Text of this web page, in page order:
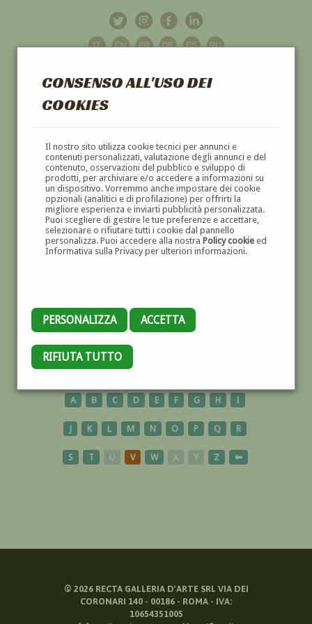
CONSENSO ALL'USO DEI
COOKIES
Il nostro sito utilizza cookie tecnici per annunci e
contenuti personalizzati, valutazione degli annunci e del
contenuto, osservazioni del pubblico e sviluppo di
prodotti, per archiviare e/o accedere a informazioni su
un dispositivo. Vorremmo anche impostare dei cookie
opzionali (analitici e di profilazione) per offrirti la
migliore esperienza e inviarti pubblicità personalizzata.
Puoi scegliere di gestire le tue preferenze e accettare,
selezionare o rifiutare tutti i cookie dal pannello
personalizza. Puoi accedere alla nostra Policy cookieed
Informativa sulla Privacy per ulteriori informazioni.
PERSONALIZZA ACCETTA
RIFIUTA TUTTO
GALLERIAD'ARTE
DIPINTI E SCULTURE '800 E '900
PERUGIA
A B C D E F G H I
J K L M N O P Q R
S T U V W X Y Z ⬅
© 2026RECTA GALLERIA D'ARTE SRL VIA DEI
CORONARI 140 - 00186 - ROMA - IVA:
10654351005